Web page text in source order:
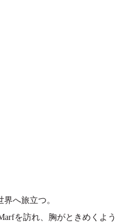
へ旅立つ。
を訪れ、胸がときめくよう